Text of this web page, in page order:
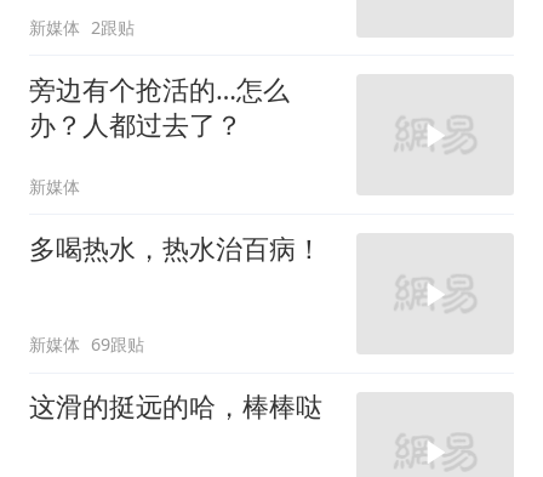
新媒体 2跟贴
旁边有个抢活的…怎么
办？人都过去了？
新媒体
多喝热水，热水治百病！
新媒体 69跟贴
这滑的挺远的哈，棒棒哒